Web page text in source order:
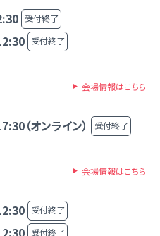
受付終了
受付終了
会場情報はこちら
（オンライン） 受付終了
会場情報はこちら
受付終了
受付終了